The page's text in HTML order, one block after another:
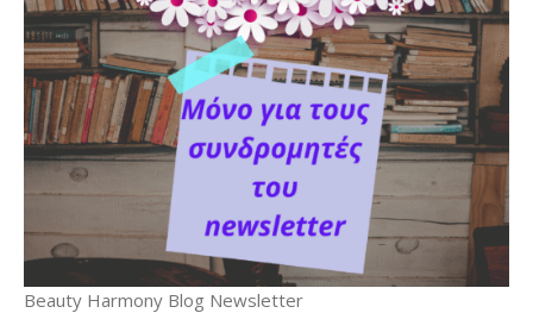
Beauty Harmony Blog Newsletter